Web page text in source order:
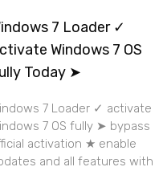
7 Loader ✓
Windows 7 OS
Today ➤
7 Loader ✓ activate
7 OS fully ➤ bypass
activation ★ enable
and all features with